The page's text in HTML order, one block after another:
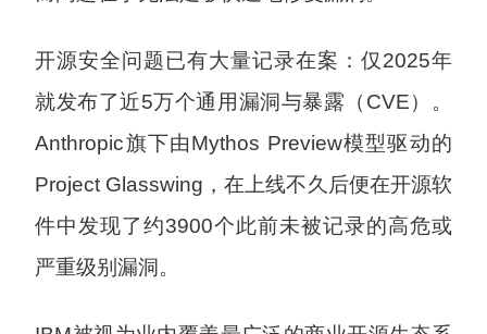
开源安全问题已有大量记录在案：仅2025年
就发布了近5万个通用漏洞与暴露（CVE）。
Anthropic旗下由Mythos Preview模型驱动的
Project Glasswing，在上线不久后便在开源软
件中发现了约3900个此前未被记录的高危或
严重级别漏洞。